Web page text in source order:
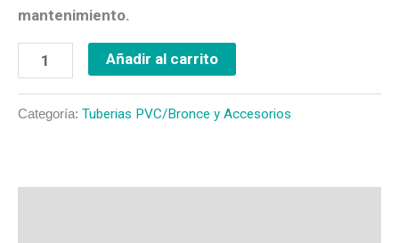
mantenimiento.
Añadir al carrito
Categoría: Tuberias PVC/Bronce y Accesorios